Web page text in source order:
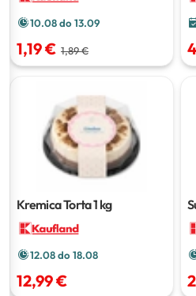
10.08 do 13.09
1,19 € 1,89 €
Kremica Torta1 kg
12.08 do 18.08
12,99 €